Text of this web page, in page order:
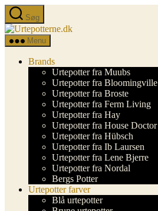
Spring
til
indholdet
Søg
Urtepotterne.dk
Menu
Brands
Urtepotter fra Muubs
Urtepotter fra Bloomingville
Urtepotter fra Broste
Urtepotter fra Ferm Living
Urtepotter fra Hay
Urtepotter fra House Doctor
Urtepotter fra Hübsch
Urtepotter fra Ib Laursen
Urtepotter fra Lene Bjerre
Urtepotter fra Nordal
Bergs Potter
Urtepotter farver
Blå urtepotter